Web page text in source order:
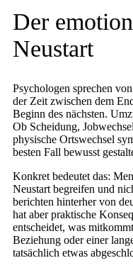
Der
Neustart
Psychologen sprechen
der Zeit zwischen dem
Beginn des nächsten.
Ob Scheidung,
physische Ortswechsel
besten Fall bewusst
Konkret bedeutet das:
Neustart begreifen und
berichten hinterher von
hat aber praktische
entscheidet, was
Beziehung oder einer
tatsächlich etwas